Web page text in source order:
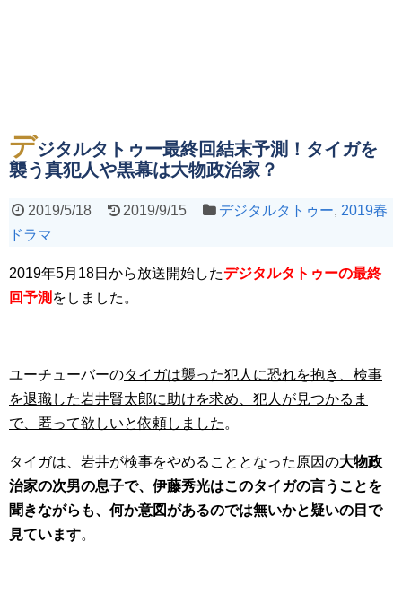
デジタルタトゥー最終回結末予測！タイガを
襲う真犯人や黒幕は大物政治家？
2019/5/18 2019/9/15 デジタルタトゥー, 2019春
ドラマ
2019年5月18日から放送開始したデジタルタトゥーの最終
回予測 をしました。
ユーチューバーのタイガは襲った犯人に恐れを抱き、検事
を退職した岩井賢太郎に助けを求め、犯人が見つかるま
で、匿って欲しいと依頼しました 。
タイガは、岩井が検事をやめることとなった原因の大物政
治家の次男の息子で、伊藤秀光はこのタイガの言うことを
聞きながらも、何か意図があるのでは無いかと疑いの目で
見ています。